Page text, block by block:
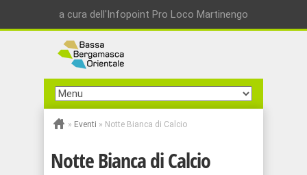
a cura dell'Infopoint Pro Loco Martinengo
» Eventi » Notte Bianca di Calcio
Notte Bianca di Calcio